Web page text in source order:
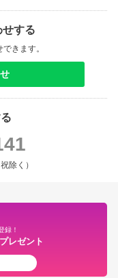
せする
きます。
除く）
録！
レゼント